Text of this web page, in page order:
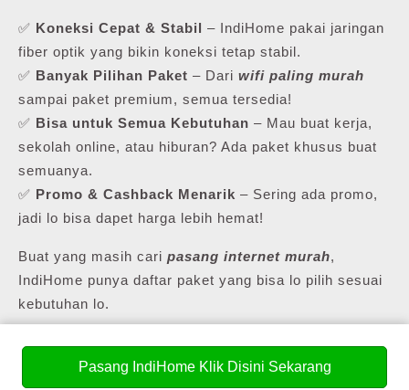
✅ Koneksi Cepat & Stabil – IndiHome pakai jaringan
fiber optik yang bikin koneksi tetap stabil.
✅ Banyak Pilihan Paket – Dari wifi paling murah
sampai paket premium, semua tersedia!
✅ Bisa untuk Semua Kebutuhan – Mau buat kerja,
sekolah online, atau hiburan? Ada paket khusus buat
semuanya.
✅ Promo & Cashback Menarik – Sering ada promo,
jadi lo bisa dapet harga lebih hemat!
Buat yang masih cari pasang internet murah,
IndiHome punya daftar paket yang bisa lo pilih sesuai
kebutuhan lo.
💰 Daftar Harga Paket Pasang WiFi Murah
Pasang IndiHome Klik Disini Sekarang